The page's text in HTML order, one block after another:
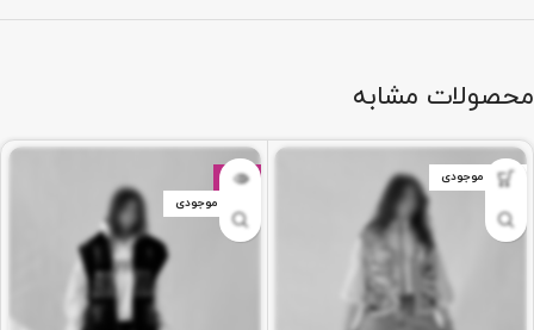
محصولات مشابه
اتمام موجودی
-12%
اتمام موجودی